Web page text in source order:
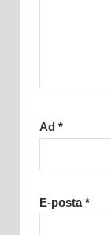
Ad *
E-posta*